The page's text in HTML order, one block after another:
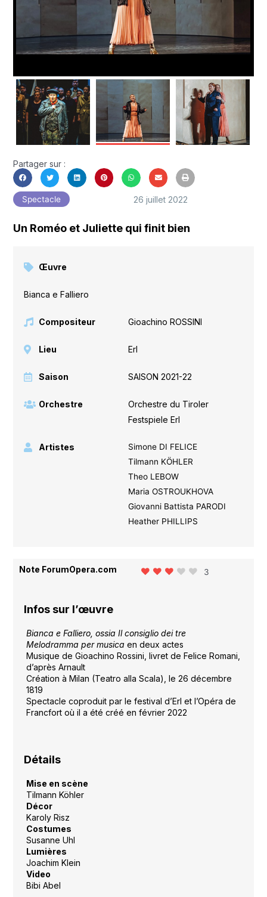
Partager sur :
Spectacle 26 juillet 2022
Un Roméo et Juliette qui finit bien
Œuvre
Bianca e Falliero
Compositeur Gioachino ROSSINI
Lieu Erl
Saison SAISON 2021-22
Orchestre
Orchestre du Tiroler
Festspiele Erl
Artistes
Simone DI FELICE
Tilmann KÖHLER
Theo LEBOW
Maria OSTROUKHOVA
Giovanni Battista PARODI
Heather PHILLIPS
Note ForumOpera.com 3
Infos sur l’œuvre
Bianca e Falliero, ossia Il consiglio dei tre
Melodramma per musica en deux actes
Musique de Gioachino Rossini, livret de Felice Romani,
d’après Arnault
Création à Milan (Teatro alla Scala), le 26 décembre
1819
Spectacle coproduit par le festival d’Erl et l’Opéra de
Francfort où il a été créé en février 2022
Détails
Mise en scène
Tilmann Köhler
Décor
Karoly Risz
Costumes
Susanne Uhl
Lumières
Joachim Klein
Video
Bibi Abel